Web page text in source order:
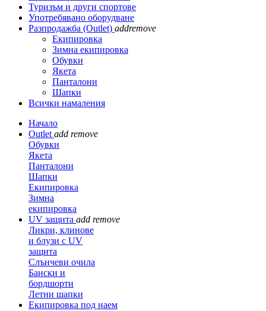
Туризъм и други спортове
Употребявано оборудване
Разпродажба (Outlet) addremove
Екипировка
Зимна екипировка
Обувки
Якета
Панталони
Шапки
Всички намаления
Начало
Outlet add remove
Обувки
Якета
Панталони
Шапки
Екипировка
Зимна
екипировка
UV защита add remove
Ликри, клинове
и блузи с UV
защита
Слънчеви очила
Бански и
бордшорти
Летни шапки
Екипировка под наем